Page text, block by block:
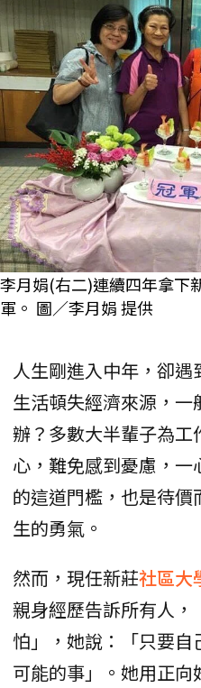
李月娟(右二)連續四年拿下
軍。 圖／李月娟 提供
人生剛進入中年，卻遇
生活頓失經濟來源，
辦？多數大半輩子為
心，難免感到憂慮，
的這道門檻，也是待
生的勇氣。
然而，現任新莊社區大
親身經歷告訴所有人，
怕」，她說：「只要
可能的事」。她用正